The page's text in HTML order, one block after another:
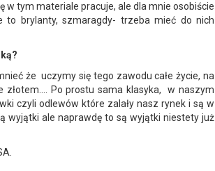
tym materiale pracuje, ale dla mnie osobiście
to brylanty, szmaragdy- trzeba mieć do nich
że uczymy się tego zawodu całe życie, na
złotem.... Po prostu sama klasyka, w naszym
czyli odlewów które zalały nasz rynek i są w
wyjątki ale naprawdę to są wyjątki niestety już